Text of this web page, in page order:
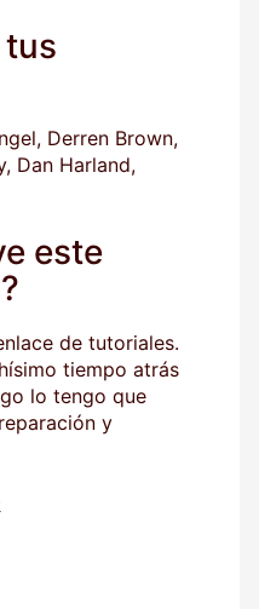
tus
Derren Brown,
Dan Harland,
este
de tutoriales.
tiempo atrás
lo tengo que
y